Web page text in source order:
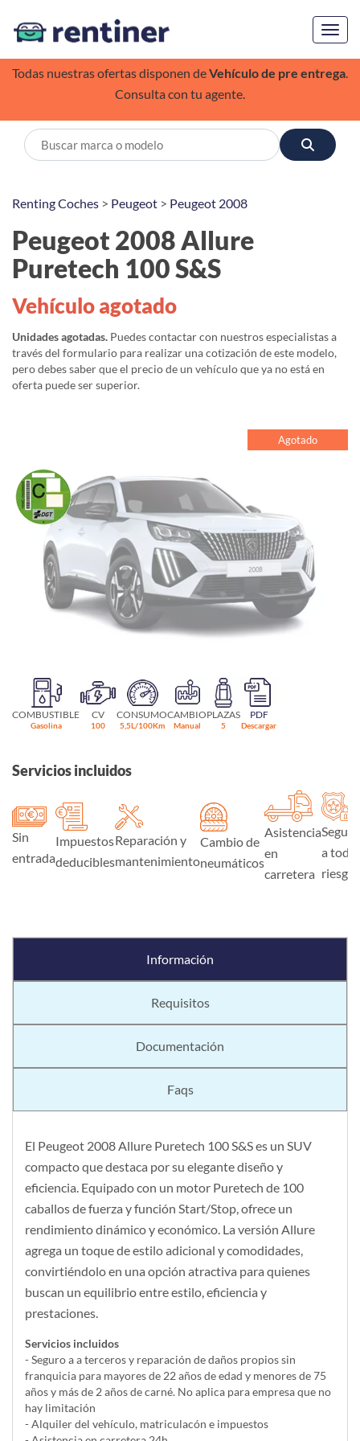
Todas nuestras ofertas disponen deVehículo de pre entrega.
Consulta con tu agente.
Renting Coches > Peugeot > Peugeot 2008
Peugeot 2008 Allure
Puretech 100 S&S
Vehículo agotado
Unidades agotadas. Puedes contactar con nuestros especialistas a
través del formulario para realizar una cotización de este modelo,
pero debes saber que el precio de un vehículo que ya no está en
oferta puede ser superior.
Agotado
COMBUSTIBLE
Gasolina
CV
100
CONSUMO
5,5L/100Km
CAMBIO
Manual
PLAZAS
5
PDF
Descargar
Servicios incluidos
Sin
entrada
Impuestos
deducibles
Reparación y
mantenimiento
Cambio de
neumáticos
Asistencia
en
carretera
Seguro
a todo
riesgo
Información
Requisitos
Documentación
Faqs
El Peugeot 2008 Allure Puretech 100 S&S es un SUV
compacto que destaca por su elegante diseño y
eficiencia. Equipado con un motor Puretech de 100
caballos de fuerza y función Start/Stop, ofrece un
rendimiento dinámico y económico. La versión Allure
agrega un toque de estilo adicional y comodidades,
convirtiéndolo en una opción atractiva para quienes
buscan un equilibrio entre estilo, eficiencia y
prestaciones.
Servicios incluidos
- Seguro a a terceros y reparación de daños propios sin
franquicia para mayores de 22 años de edad y menores de 75
años y más de 2 años de carné. No aplica para empresa que no
hay limitación
- Alquiler del vehí­culo, matriculacón e impuestos